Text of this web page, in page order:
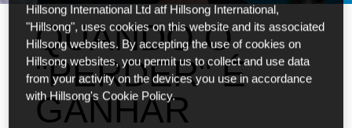
QUANDO O
"PERDER" É
GANHAR
Hillsong International Ltd atf Hillsong International,
"Hillsong", uses cookies on this website and its associated
Hillsong websites. By accepting the use of cookies on
Hillsong websites, you permit us to collect and use data
from your activity on the devices you use in accordance
with Hillsong's Cookie Policy.